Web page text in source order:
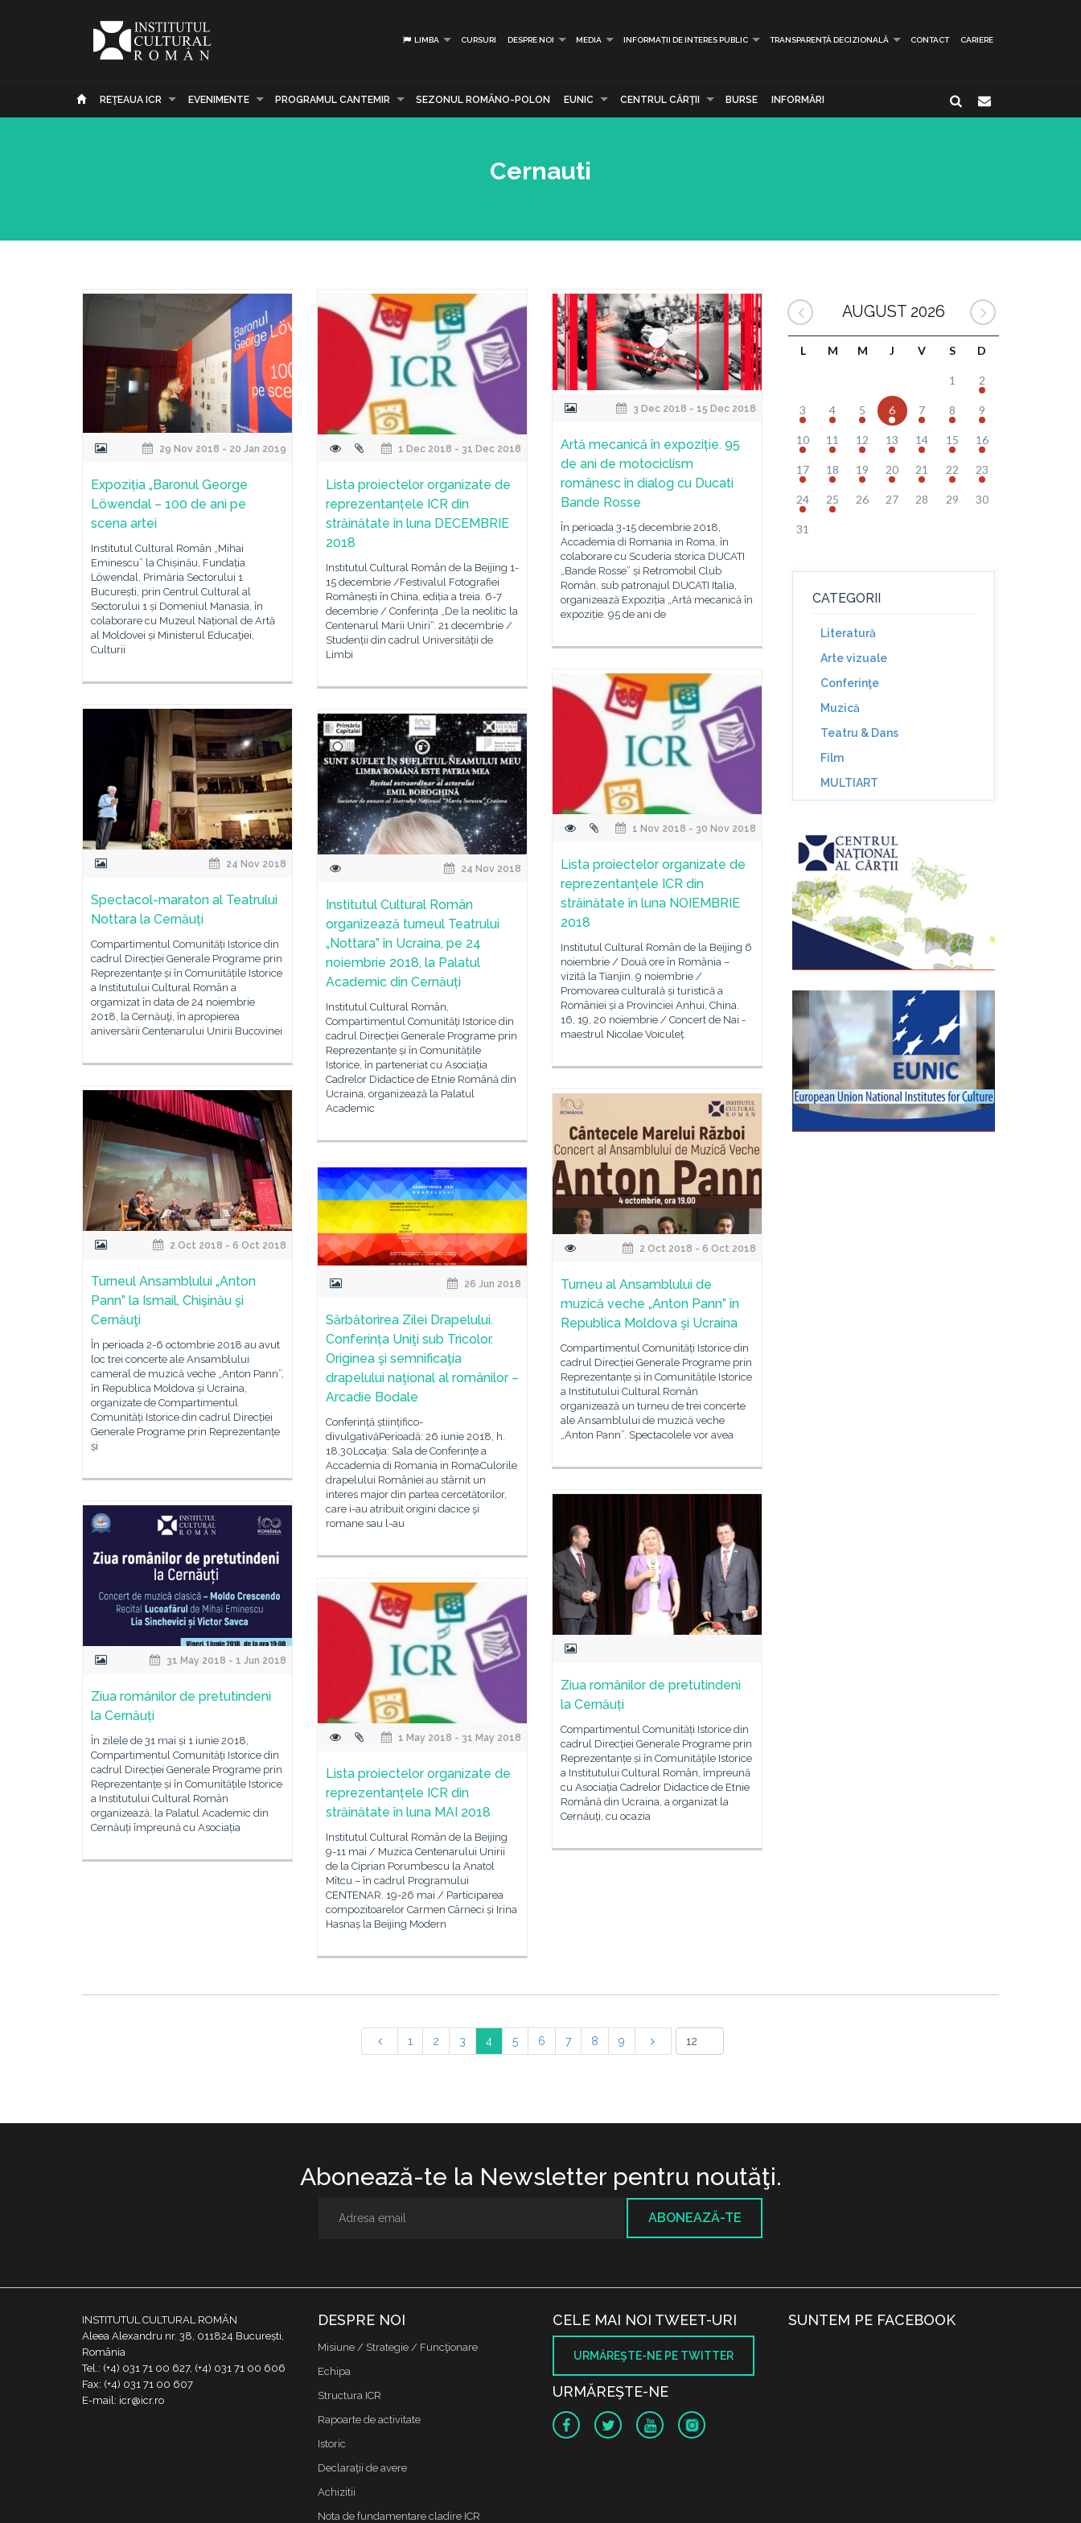
LIMBA CURSURI DESPRE NOI MEDIA INFORMAȚII DE INTERES PUBLIC TRANSPARENȚĂ DECIZIONALĂ CONTACT CARIERE
REŢEAUA ICR EVENIMENTE PROGRAMUL CANTEMIR SEZONUL ROMÂNO-POLON EUNIC CENTRUL CĂRŢII BURSE INFORMĂRI
Cernauti
29 Nov 2018 - 20 Jan 2019
Expoziția „Baronul George
Löwendal – 100 de ani pe
scena artei
Institutul Cultural Român „Mihai
Eminescu” la Chișinău, Fundația
Löwendal, Primăria Sectorului 1
București, prin Centrul Cultural al
Sectorului 1 și Domeniul Manasia, în
colaborare cu Muzeul Național de Artă
al Moldovei și Ministerul Educaţiei,
Culturii
1 Dec 2018 - 31 Dec 2018
Lista proiectelor organizate de
reprezentanțele ICR din
străinătate în luna DECEMBRIE
2018
Institutul Cultural Român de la Beijing 1-
15 decembrie /Festivalul Fotografiei
Românești în China, ediția a treia. 6-7
decembrie / Conferința „De la neolitic la
Centenarul Marii Uniri“. 21 decembrie /
Studenții din cadrul Universității de
Limbi
3 Dec 2018 - 15 Dec 2018
Artă mecanică în expoziție. 95
de ani de motociclism
românesc în dialog cu Ducati
Bande Rosse
În perioada 3-15 decembrie 2018,
Accademia di Romania in Roma, în
colaborare cu Scuderia storica DUCATI
„Bande Rosse” și Retromobil Club
Român, sub patronajul DUCATI Italia,
organizează Expoziția „Artă mecanică în
expoziție. 95 de ani de
1 Nov 2018 - 30 Nov 2018
Lista proiectelor organizate de
reprezentanțele ICR din
străinătate în luna NOIEMBRIE
2018
Institutul Cultural Român de la Beijing 6
noiembrie / Două ore în România –
vizită la Tianjin. 9 noiembrie /
Promovarea culturală și turistică a
României și a Provinciei Anhui, China.
16, 19, 20 noiembrie / Concert de Nai -
maestrul Nicolae Voiculeț.
24 Nov 2018
Spectacol-maraton al Teatrului
Nottara la Cernăuți
Compartimentul Comunități Istorice din
cadrul Direcției Generale Programe prin
Reprezentanțe și în Comunitățile Istorice
a Institutului Cultural Român a
orgamizat în data de 24 noiembrie
2018, la Cernăuţi, în apropierea
aniversării Centenarului Unirii Bucovinei
24 Nov 2018
Institutul Cultural Român
organizează turneul Teatrului
„Nottara” în Ucraina, pe 24
noiembrie 2018, la Palatul
Academic din Cernăuți
Institutul Cultural Român,
Compartimentul Comunități Istorice din
cadrul Direcției Generale Programe prin
Reprezentanțe și în Comunitățile
Istorice, în parteneriat cu Asociația
Cadrelor Didactice de Etnie Română din
Ucraina, organizează la Palatul
Academic
2 Oct 2018 - 6 Oct 2018
Turneul Ansamblului „Anton
Pann” la Ismail, Chişinău şi
Cernăuţi
În perioada 2-6 octombrie 2018 au avut
loc trei concerte ale Ansamblului
cameral de muzică veche „Anton Pann”,
în Republica Moldova și Ucraina,
organizate de Compartimentul
Comunități Istorice din cadrul Direcției
Generale Programe prin Reprezentanțe
și
2 Oct 2018 - 6 Oct 2018
Turneu al Ansamblului de
muzică veche „Anton Pann” în
Republica Moldova şi Ucraina
Compartimentul Comunități Istorice din
cadrul Direcției Generale Programe prin
Reprezentanțe și în Comunitățile Istorice
a Institutului Cultural Român
organizează un turneu de trei concerte
ale Ansamblului de muzică veche
„Anton Pann”. Spectacolele vor avea
26 Jun 2018
Sărbătorirea Zilei Drapelului.
Conferința Uniţi sub Tricolor.
Originea şi semnificaţia
drapelului naţional al românilor –
Arcadie Bodale
Conferință științifico-
divulgativăPerioadă: 26 iunie 2018, h.
18,30Locaţia: Sala de Conferințe a
Accademia di Romania in RomaCulorile
drapelului României au stârnit un
interes major din partea cercetătorilor,
care i-au atribuit origini dacice şi
romane sau l-au
Ziua românilor de pretutindeni
la Cernăuți
Compartimentul Comunități Istorice din
cadrul Direcției Generale Programe prin
Reprezentanțe și în Comunitățile Istorice
a Institutului Cultural Român, împreună
cu Asociația Cadrelor Didactice de Etnie
Română din Ucraina, a organizat la
Cernăuți, cu ocazia
31 May 2018 - 1 Jun 2018
Ziua românilor de pretutindeni
la Cernăuți
În zilele de 31 mai și 1 iunie 2018,
Compartimentul Comunități Istorice din
cadrul Direcției Generale Programe prin
Reprezentanțe și în Comunitățile Istorice
a Institutului Cultural Român
organizează, la Palatul Academic din
Cernăuți împreună cu Asociația
1 May 2018 - 31 May 2018
Lista proiectelor organizate de
reprezentanțele ICR din
străinătate în luna MAI 2018
Institutul Cultural Român de la Beijing
9-11 mai / Muzica Centenarului Unirii
de la Ciprian Porumbescu la Anatol
Mîtcu – în cadrul Programului
CENTENAR. 19-26 mai / Participarea
compozitoarelor Carmen Cârneci și Irina
Hasnaș la Beijing Modern
AUGUST 2026
L M M J V S D
1 2
3 4 5 6 7 8 9
10 11 12 13 14 15 16
17 18 19 20 21 22 23
24 25 26 27 28 29 30
31
CATEGORII
Literatură
Arte vizuale
Conferinţe
Muzică
Teatru & Dans
Film
MULTIART
1 2 3 4 5 6 7 8 9
Abonează-te la Newsletter pentru noutăţi.
ABONEAZĂ-TE
INSTITUTUL CULTURAL ROMÂN
Aleea Alexandru nr. 38, 011824 București,
România
Tel.: (+4) 031 71 00 627, (+4) 031 71 00 606
Fax: (+4) 031 71 00 607
E-mail: icr@icr.ro
DESPRE NOI
Misiune / Strategie / Funcţionare
Echipa
Structura ICR
Rapoarte de activitate
Istoric
Declaraţii de avere
Achizitii
Nota de fundamentare cladire ICR
CELE MAI NOI TWEET-URI
URMĂREŞTE-NE PE TWITTER
URMĂREŞTE-NE
SUNTEM PE FACEBOOK